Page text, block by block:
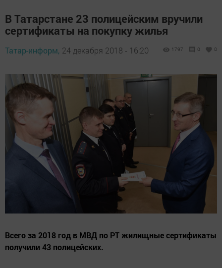
В Татарстане 23 полицейским вручили
сертификаты на покупку жилья
Татар-информ, 24 декабря 2018 - 16:20 1797 0 0
Всего за 2018 год в МВД по РТ жилищные сертификаты
получили 43 полицейских.